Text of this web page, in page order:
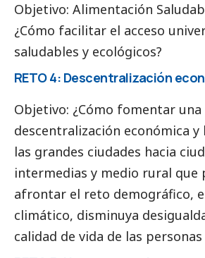
Objetivo: Alimentación
¿Cómo facilitar el acceso
saludables y ecológicos?
RETO 4: Descentralización
Objetivo: ¿Cómo fomentar una
descentralización económica y
las grandes ciudades hacia
intermedias y medio rural que
afrontar el reto demográfico,
climático, disminuya
calidad de vida de las